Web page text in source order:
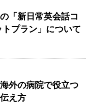
「新日常英会話コ
プラン」について
外の病院で役立つ
伝え方